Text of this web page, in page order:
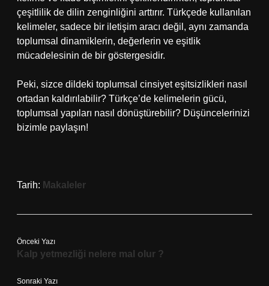
çeşitlilik de dilin zenginliğini arttırır. Türkçede kullanılan
kelimeler, sadece bir iletişim aracı değil, aynı zamanda
toplumsal dinamiklerin, değerlerin ve eşitlik
mücadelesinin de bir göstergesidir.
Peki, sizce dildeki toplumsal cinsiyet eşitsizlikleri nasıl
ortadan kaldırılabilir? Türkçe’de kelimelerin gücü,
toplumsal yapıları nasıl dönüştürebilir? Düşüncelerinizi
bizimle paylaşın!
Tarih: Makaleler
Önceki Yazı
Kalp yetmezliği nelere mal olur ?
Sonraki Yazı